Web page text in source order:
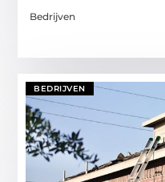
Bedrijven
BEDRIJVEN